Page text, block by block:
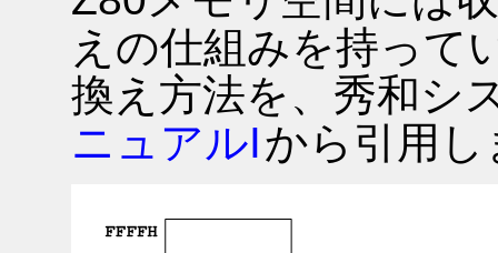
えの仕組みを持って
換え方法を、秀和シ
ニュアルIから引用し